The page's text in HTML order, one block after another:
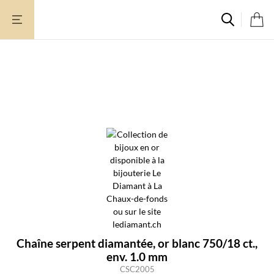
Chaîne serpent diamantée, or blanc 750/18 ct.,
env. 1.0 mm
CSC2005